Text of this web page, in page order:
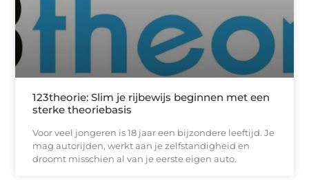
123theorie: Slim je rijbewijs beginnen met een
sterke theoriebasis
Voor veel jongeren is 18 jaar een bijzondere leeftijd. Je
mag autorijden, werkt aan je zelfstandigheid en
droomt misschien al van je eerste eigen auto.